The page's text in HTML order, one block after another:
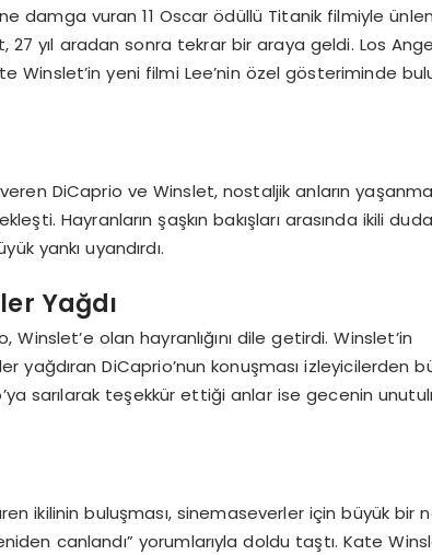
damga vuran 11 Oscar ödüllü Titanik filmiyle
yıl aradan sonra tekrar bir araya geldi. Los
Winslet’in yeni filmi Lee’nin özel gösteriminde
DiCaprio ve Winslet, nostaljik anların
Hayranların şaşkın bakışları arasında ikili
yankı uyandırdı.
Yağdı
olan hayranlığını dile getirdi. Winslet’in
DiCaprio’nun konuşması izleyicilerden
sarılarak teşekkür ettiği anlar ise gecenin
ikilinin buluşması, sinemaseverler için büyük bir
canlandı” yorumlarıyla doldu taştı. Kate